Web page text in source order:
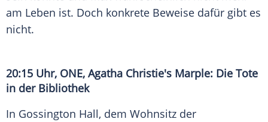
am Leben ist. Doch konkrete Beweise dafür gibt es
nicht.
20:15 Uhr, ONE, Agatha Christie's Marple: Die Tote
in der Bibliothek
In Gossington Hall, dem Wohnsitz der